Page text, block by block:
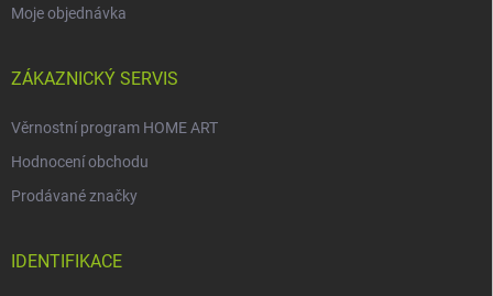
Moje objednávka
ZÁKAZNICKÝ SERVIS
Věrnostní program HOME ART
Hodnocení obchodu
Prodávané značky
IDENTIFIKACE